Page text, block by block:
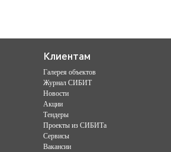
Клиентам
Галерея объектов
Журнал СИБИТ
Новости
Акции
Тендеры
Проекты из СИБИТа
Сервисы
Вакансии